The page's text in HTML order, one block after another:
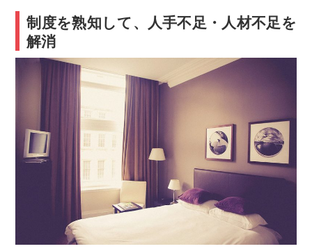
制度を熟知して、人手不足・人材不足を
解消